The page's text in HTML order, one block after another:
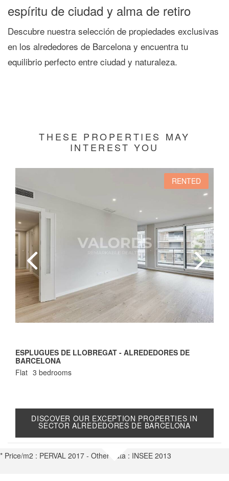
espíritu de ciudad y alma de retiro
Descubre nuestra selección de propiedades exclusivas
en los alrededores de Barcelona y encuentra tu
equilibrio perfecto entre ciudad y naturaleza.
THESE PROPERTIES MAY
INTEREST YOU
RENTED
ESPLUGUES DE LLOBREGAT - ALREDEDORES DE
BARCELONA
Flat 3 bedrooms
DISCOVER OUR EXCEPTION PROPERTIES IN
SECTOR ALREDEDORES DE BARCELONA
* Price/m2 : PERVAL 2017 - Other data : INSEE 2013